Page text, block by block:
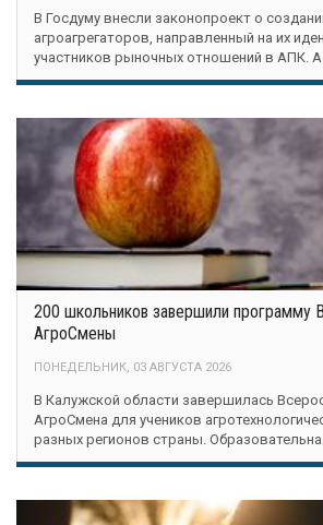
В Госдуму внесли законопроект о
агроагрегаторов, направленный на их
участников рыночных отношений в АПК. А…
200 школьников завершили программу
АгроСмены
ПОНЕДЕЛЬНИК, 03 АВГУСТА 2026
В Калужской области завершилась
АгроСмена для учеников
разных регионов страны.